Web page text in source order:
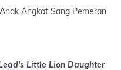
Angkat Sang Pemeran
Little Lion Daughter